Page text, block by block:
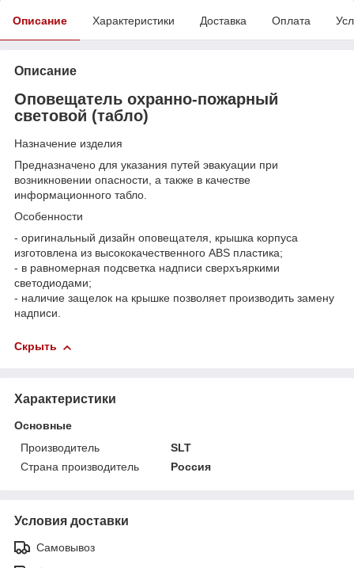
Описание Характеристики Доставка Оплата
Описание
Оповещатель охранно-пожарный
световой (табло)
Назначение изделия
Предназначено для указания путей эвакуации при
возникновении опасности, а также в качестве
информационного табло.
Особенности
- оригинальный дизайн оповещателя, крышка корпуса
изготовлена из высококачественного ABS пластика;
- в равномерная подсветка надписи сверхъяркими
светодиодами;
- наличие защелок на крышке позволяет производить замену
надписи.
Скрыть
Характеристики
Основные
Производитель
SLT
Страна производитель
Россия
Условия доставки
Самовывоз